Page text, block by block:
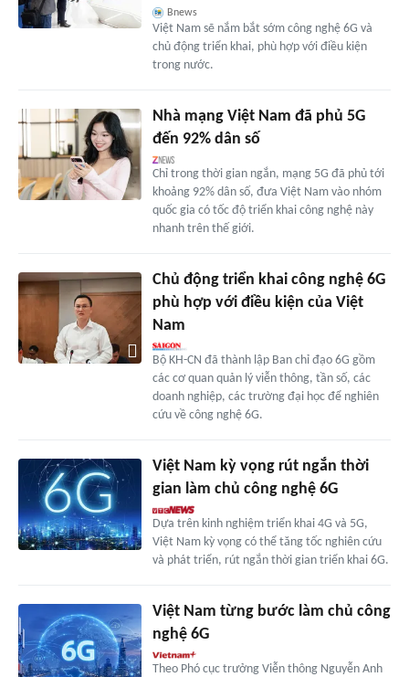
Bnews
Việt Nam sẽ nắm bắt sớm công nghệ 6G và
chủ động triển khai, phù hợp với điều kiện
trong nước.
Nhà mạng Việt Nam đã phủ 5G
đến 92% dân số
Chỉ trong thời gian ngắn, mạng 5G đã phủ tới
khoảng 92% dân số, đưa Việt Nam vào nhóm
quốc gia có tốc độ triển khai công nghệ này
nhanh trên thế giới.
Chủ động triển khai công nghệ 6G
phù hợp với điều kiện của Việt
Nam
Bộ KH-CN đã thành lập Ban chỉ đạo 6G gồm
các cơ quan quản lý viễn thông, tần số, các
doanh nghiệp, các trường đại học để nghiên
cứu về công nghệ 6G.
Việt Nam kỳ vọng rút ngắn thời
gian làm chủ công nghệ 6G
Dựa trên kinh nghiệm triển khai 4G và 5G,
Việt Nam kỳ vọng có thể tăng tốc nghiên cứu
và phát triển, rút ngắn thời gian triển khai 6G.
Việt Nam từng bước làm chủ công
nghệ 6G
Theo Phó cục trưởng Viễn thông Nguyễn Anh